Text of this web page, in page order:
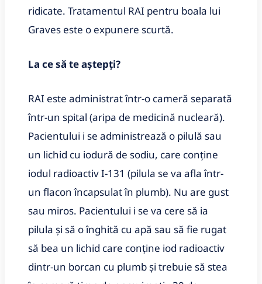
ridicate. Tratamentul RAI pentru boala lui
Graves este o expunere scurtă.
La ce să te aștepți?
RAI este administrat într-o cameră separată
într-un spital (aripa de medicină nucleară).
Pacientului i se administrează o pilulă sau
un lichid cu iodură de sodiu, care conține
iodul radioactiv I-131 (pilula se va afla într-
un flacon încapsulat în plumb). Nu are gust
sau miros. Pacientului i se va cere să ia
pilula și să o înghită cu apă sau să fie rugat
să bea un lichid care conține iod radioactiv
dintr-un borcan cu plumb și trebuie să stea